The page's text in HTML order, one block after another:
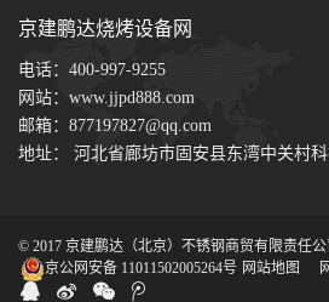
京建鹏达烧烤设备网
电话： 400-997-9255
网站： www.jjpd888.com
邮箱： 877197827@qq.com
地址： 河北省廊坊市固安县东湾中关村
© 2017 京建鹏达（北京）不锈钢商贸有限责任
京公网安备 11011502005264号 网站地图